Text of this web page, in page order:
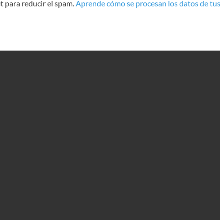
para reducir el spam.Aprende cómo se procesan los datos de